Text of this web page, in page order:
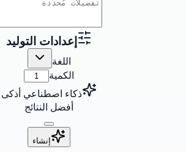
إعدادات التوليد
اللغة
الكمية
ذكاء اصطناعي أذكى
أفضل النتائج
إنشاء